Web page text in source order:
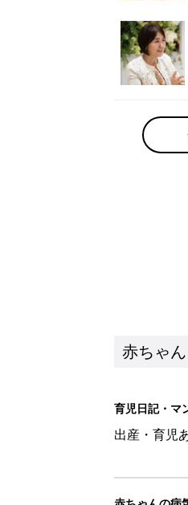
赤ちゃ
育児日記・マ
出産・育児